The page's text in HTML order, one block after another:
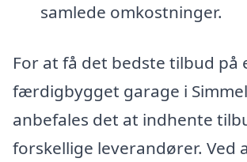
samlede omkostninger.
For at få det bedste tilbud på
færdigbygget garage i
anbefales det at indhente
forskellige leverandører. Ved